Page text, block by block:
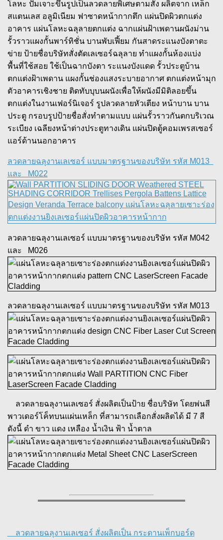
โลหะ ปั๊มเจาะขึ้นรูปเป็นลวดลายพิเศษตามสั่ง ผลิตจาก เหล็ก
สแตนเลส อลูมิเนียม ฟาซาดหน้ากากตึก แผ่นปิดผิวตกแต่ง
อาคาร แผ่นโลหะฉลุลายตกแต่ง ฉากแผ่นฝ้าเพดานผนังม่าน
รั้วราวแผงกั้นพาร์ทิชั่น บานพับเฟี้ยม กันสาดระแนงบังตาตะ
ข่าย ป้ายชื่อบริษัทสั่งตัดเลเซอร์ฉลุลาย ทำแผงกั้นห้องแบ่ง
พื้นที่ใช้สอย ใช้เป็นฉากบังตา ระแนงบังแดด รั้วประตูบ้าน
ตกแต่งฝ้าเพดาน แผงกั้นช่องแสงระบายอากาศ ตกแต่งหน้ามุก
ตัวอาคารเชิงชาย ติดทับบุบนผนังเพื่อให้ผนังมีมิติลอยขึ้น
ตกแต่งในงานเฟอร์นิเจอร์ รูปลวดลายหัวเตียง หน้าบาน บาน
ประตู กรอบรูปป้ายชื่อสั่งทำตามแบบ แผ่นรั้วราวกันตกบริเวณ
ระเบียง เฉลียงหน้าต่างประตูทางเดิน แผ่นปิดตู้คอมเพรสเซอร์
แอร์ด้านนอกอาคาร
ลวดลายฉลุงานเลเซอร์ แบบมาตรฐานของบริษัท รหัส M013
และ M022
ลวดลายฉลุงานเลเซอร์ แบบมาตรฐานของบริษัท รหัส M042
และ M026
ลวดลายฉลุงานเลเซอร์ แบบมาตรฐานของบริษัท รหัส M013
ลวดลายฉลุงานเลเซอร์ สั่งผลิตเป็นป้าย ชื่อบริษัท โดยพ่นสี
พาวเดอร์โค็ทบนแผ่นเหล็ก ที่สามารถเลือกสั่งผลิตได้ มี 7 สี
ดังนี้ ดำ ขาว แดง เหลือง น้ำเงิน ฟ้า น้ำตาล
ลวดลายฉลุงานเลเซอร์ สั่งผลิตเป็น กระดานเพ็กบอร์ด